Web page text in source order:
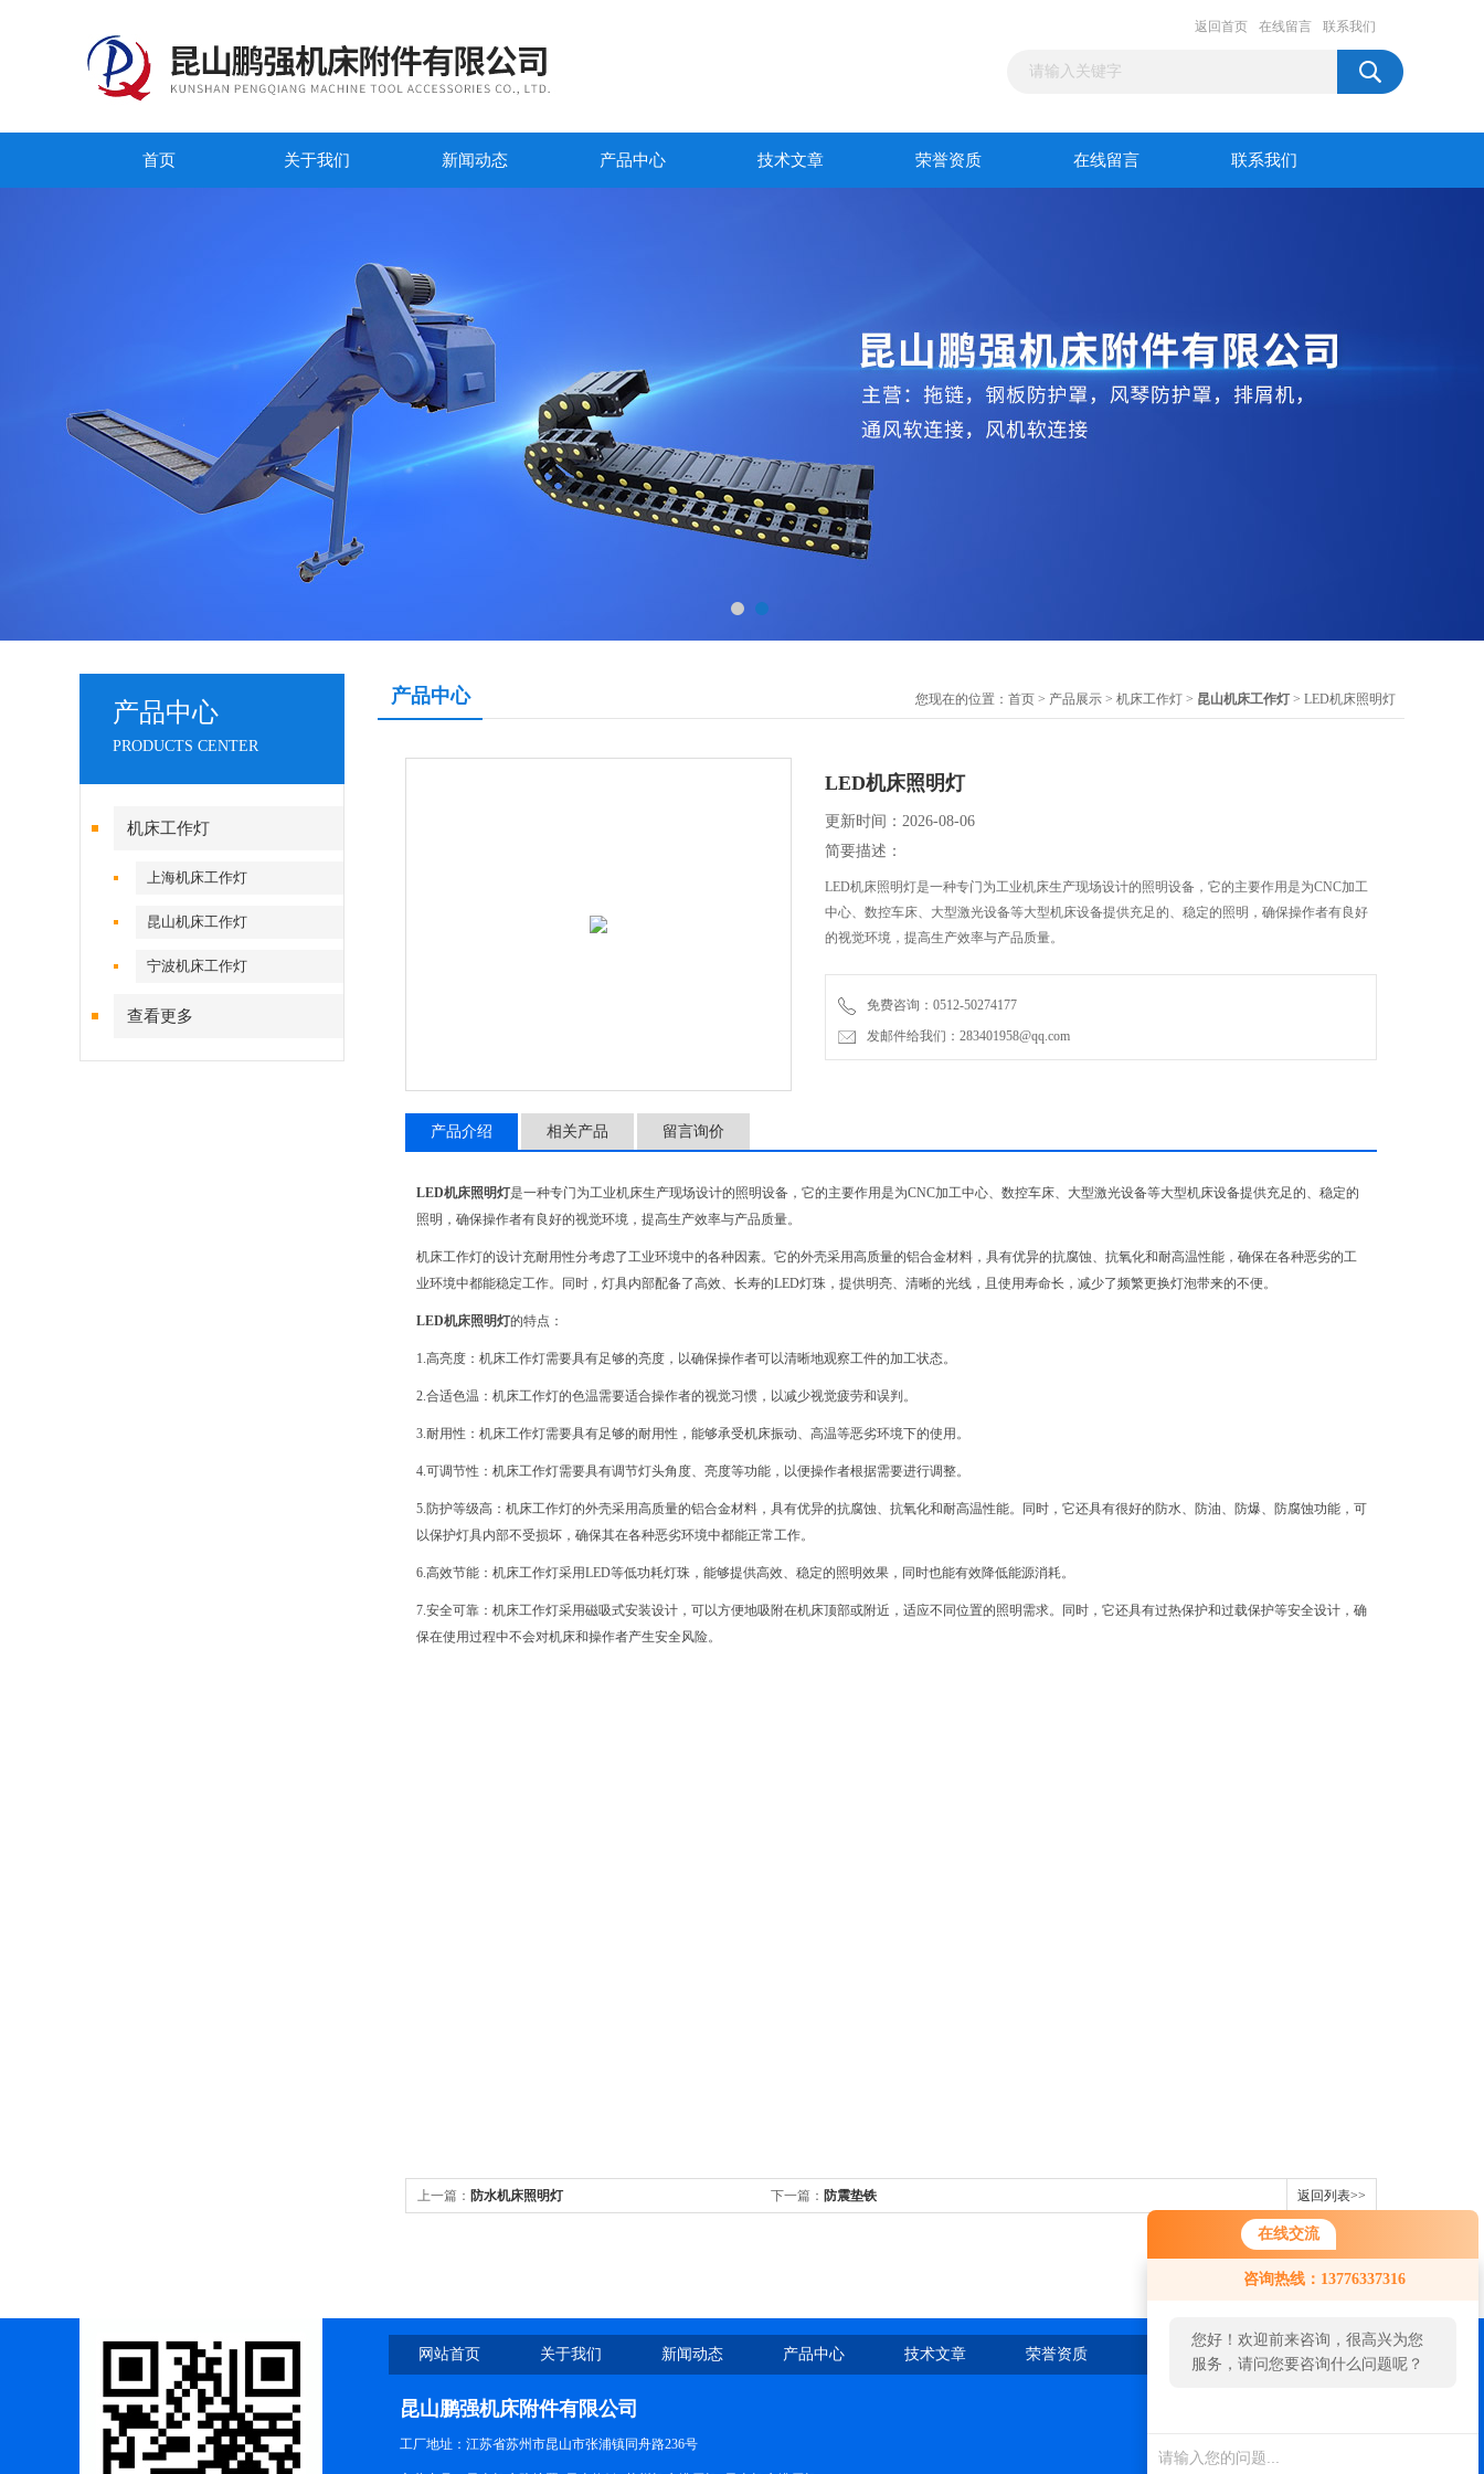
在线交流
咨询热线：13776337316
您好！欢迎前来咨询，很高兴为您
服务，请问您要咨询什么问题呢？
返回首页 在线留言 联系我们
首页 关于我们 新闻动态 产品中心 技术文章 荣誉资质 在线留言 联系我们
产品中心
PRODUCTS CENTER
机床工作灯
上海机床工作灯
昆山机床工作灯
宁波机床工作灯
查看更多
产品中心 您现在的位置： 首页 > 产品展示 > 机床工作灯 > 昆山机床工作灯 > LED机床照明灯
LED机床照明灯
更新时间：2026-08-06
简要描述：
LED机床照明灯是一种专门为工业机床生产现场设计的照明设备，它的主要作用是为CNC加工
中心、数控车床、大型激光设备等大型机床设备提供充足的、稳定的照明，确保操作者有良好
的视觉环境，提高生产效率与产品质量。
免费咨询：0512-50274177
发邮件给我们：283401958@qq.com
产品介绍 相关产品 留言询价
LED机床照明灯是一种专门为工业机床生产现场设计的照明设备，它的主要作用是为CNC加工中心、数控车床、大型激光设备等大型机床设备提供充足的、稳定的
照明，确保操作者有良好的视觉环境，提高生产效率与产品质量。
机床工作灯的设计充耐用性分考虑了工业环境中的各种因素。它的外壳采用高质量的铝合金材料，具有优异的抗腐蚀、抗氧化和耐高温性能，确保在各种恶劣的工
业环境中都能稳定工作。同时，灯具内部配备了高效、长寿的LED灯珠，提供明亮、清晰的光线，且使用寿命长，减少了频繁更换灯泡带来的不便。
LED机床照明灯的特点：
1.高亮度：机床工作灯需要具有足够的亮度，以确保操作者可以清晰地观察工件的加工状态。
2.合适色温：机床工作灯的色温需要适合操作者的视觉习惯，以减少视觉疲劳和误判。
3.耐用性：机床工作灯需要具有足够的耐用性，能够承受机床振动、高温等恶劣环境下的使用。
4.可调节性：机床工作灯需要具有调节灯头角度、亮度等功能，以便操作者根据需要进行调整。
5.防护等级高：机床工作灯的外壳采用高质量的铝合金材料，具有优异的抗腐蚀、抗氧化和耐高温性能。同时，它还具有很好的防水、防油、防爆、防腐蚀功能，可
以保护灯具内部不受损坏，确保其在各种恶劣环境中都能正常工作。
6.高效节能：机床工作灯采用LED等低功耗灯珠，能够提供高效、稳定的照明效果，同时也能有效降低能源消耗。
7.安全可靠：机床工作灯采用磁吸式安装设计，可以方便地吸附在机床顶部或附近，适应不同位置的照明需求。同时，它还具有过热保护和过载保护等安全设计，确
保在使用过程中不会对机床和操作者产生安全风险。
上一篇： 防水机床照明灯 下一篇： 防震垫铁 返回列表>>
网站首页 关于我们 新闻动态 产品中心 技术文章 荣誉资质 在线留言 联系我们
昆山鹏强机床附件有限公司
工厂地址：江苏省苏州市昆山市张浦镇同舟路236号